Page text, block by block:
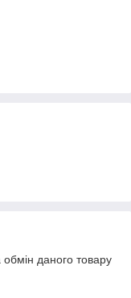
даного товару